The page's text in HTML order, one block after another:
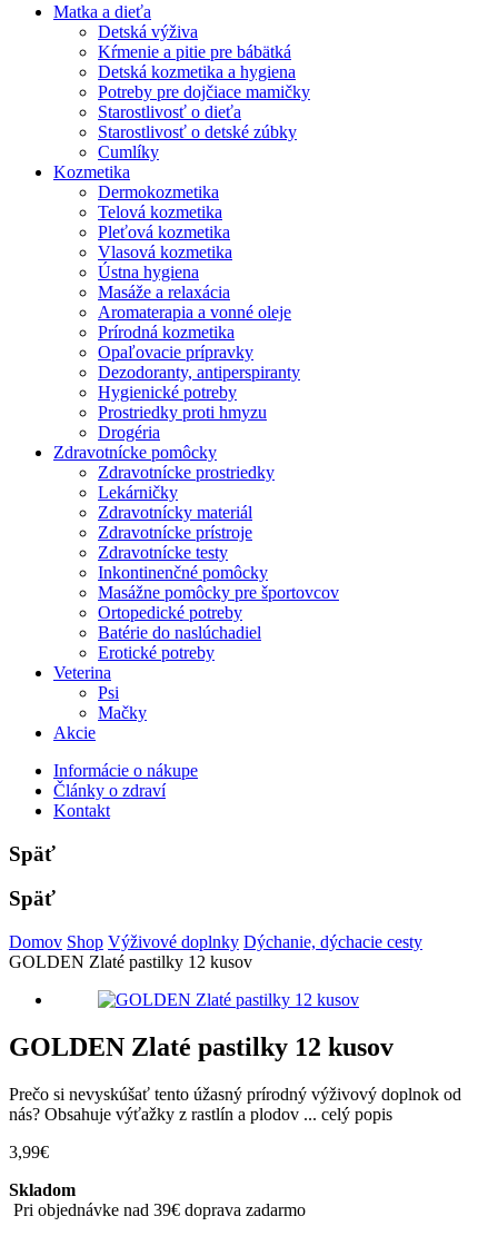
Matka a dieťa
Detská výživa
Kŕmenie a pitie pre bábätká
Detská kozmetika a hygiena
Potreby pre dojčiace mamičky
Starostlivosť o dieťa
Starostlivosť o detské zúbky
Cumlíky
Kozmetika
Dermokozmetika
Telová kozmetika
Pleťová kozmetika
Vlasová kozmetika
Ústna hygiena
Masáže a relaxácia
Aromaterapia a vonné oleje
Prírodná kozmetika
Opaľovacie prípravky
Dezodoranty, antiperspiranty
Hygienické potreby
Prostriedky proti hmyzu
Drogéria
Zdravotnícke pomôcky
Zdravotnícke prostriedky
Lekárničky
Zdravotnícky materiál
Zdravotnícke prístroje
Zdravotnícke testy
Inkontinenčné pomôcky
Masážne pomôcky pre športovcov
Ortopedické potreby
Batérie do naslúchadiel
Erotické potreby
Veterina
Psi
Mačky
Akcie
Informácie o nákupe
Články o zdraví
Kontakt
Späť
Späť
Domov Shop Výživové doplnky Dýchanie, dýchacie cesty
GOLDEN Zlaté pastilky 12 kusov
GOLDEN Zlaté pastilky 12 kusov
Prečo si nevyskúšať tento úžasný prírodný výživový doplnok od
nás? Obsahuje výťažky z rastlín a plodov ... celý popis
3,99€
Skladom
Pri objednávke nad 39€ doprava zadarmo